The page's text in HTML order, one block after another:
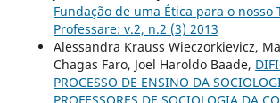
Fundação de uma Ética para o nosso
Professare: v.2, n.2 (3) 2013
Alessandra Krauss Wieczorkievicz,
Chagas Faro, Joel Haroldo Baade,
PROCESSO DE ENSINO DA